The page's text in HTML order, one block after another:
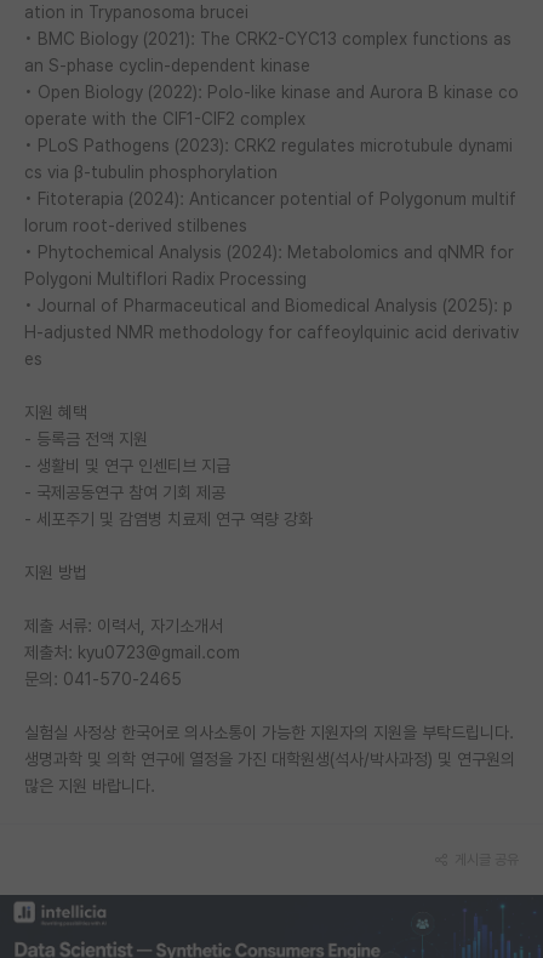
재팬라운지 🌸
ation in Trypanosoma brucei
• BMC Biology (2021): The CRK2-CYC13 complex functions as
an S-phase cyclin-dependent kinase
• Open Biology (2022): Polo-like kinase and Aurora B kinase co
operate with the CIF1-CIF2 complex
• PLoS Pathogens (2023): CRK2 regulates microtubule dynami
cs via β-tubulin phosphorylation
• Fitoterapia (2024): Anticancer potential of Polygonum multif
lorum root-derived stilbenes
• Phytochemical Analysis (2024): Metabolomics and qNMR for
Polygoni Multiflori Radix Processing
• Journal of Pharmaceutical and Biomedical Analysis (2025): p
H-adjusted NMR methodology for caffeoylquinic acid derivativ
es
지원 혜택
- 등록금 전액 지원
- 생활비 및 연구 인센티브 지급
- 국제공동연구 참여 기회 제공
- 세포주기 및 감염병 치료제 연구 역량 강화
지원 방법
제출 서류: 이력서, 자기소개서
제출처: kyu0723@gmail.com
문의: 041-570-2465
실험실 사정상 한국어로 의사소통이 가능한 지원자의 지원을 부탁드립니다.
생명과학 및 의학 연구에 열정을 가진 대학원생(석사/박사과정) 및 연구원의
많은 지원 바랍니다.